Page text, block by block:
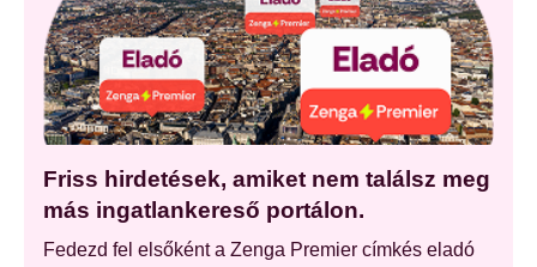
Friss hirdetések, amiket nem találsz meg
más ingatlankereső portálon.
Fedezd fel elsőként a Zenga Premier címkés eladó